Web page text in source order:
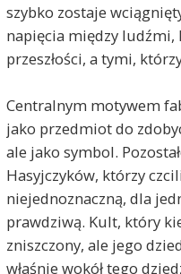
szybko zostaje
napięcia między ludźmi,
przeszłości, a tymi,
Centralnym motywem
jako przedmiot do
ale jako symbol.
Hasyjczyków, którzy
niejednoznaczną, dla
prawdziwą. Kult, który
zniszczony, ale jego
właśnie wokół tego